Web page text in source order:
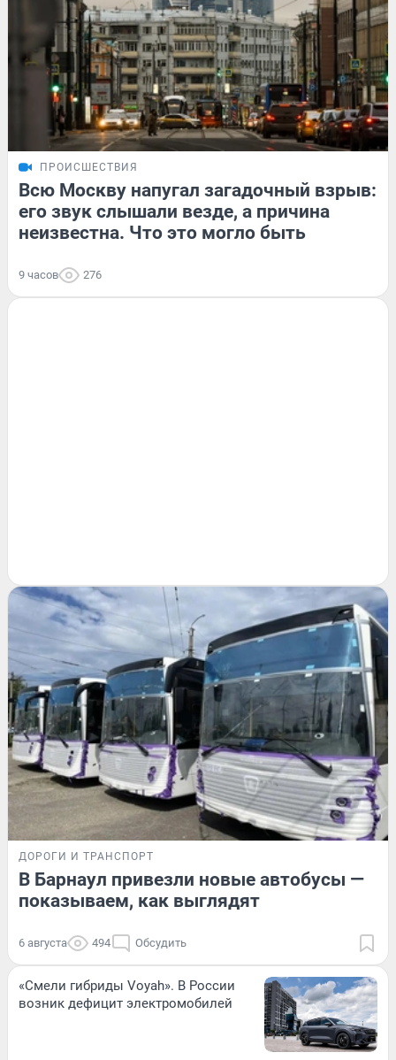
ПРОИСШЕСТВИЯ
Всю Москву напугал загадочный взрыв:
его звук слышали везде, а причина
неизвестна. Что это могло быть
9 часов 276
ДОРОГИ И ТРАНСПОРТ
В Барнаул привезли новые автобусы —
показываем, как выглядят
6 августа 494 Обсудить
«Смели гибриды Voyah». В России
возник дефицит электромобилей